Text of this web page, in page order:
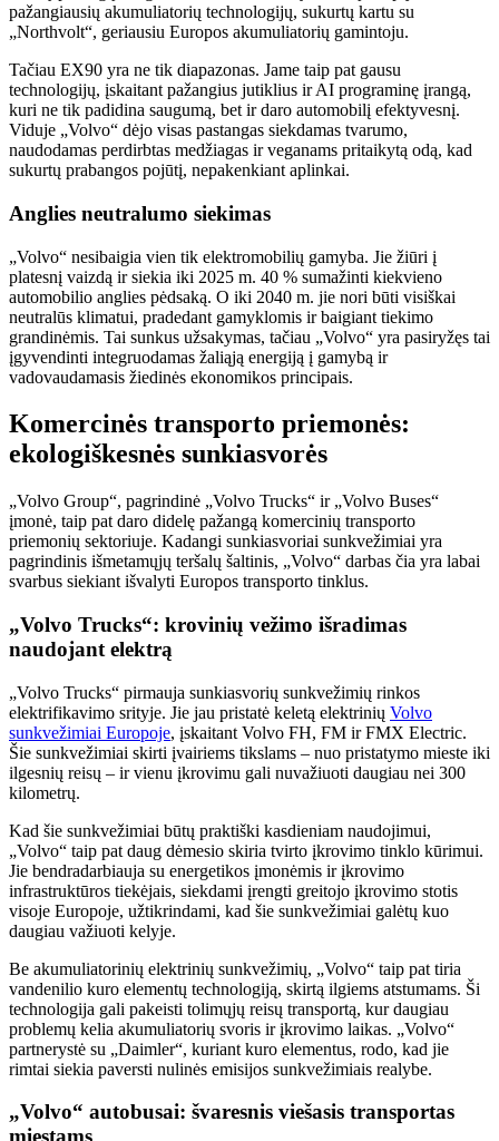
pažangiausių akumuliatorių technologijų, sukurtų kartu su
„Northvolt“, geriausiu Europos akumuliatorių gamintoju.
Tačiau EX90 yra ne tik diapazonas. Jame taip pat gausu
technologijų, įskaitant pažangius jutiklius ir AI programinę įrangą,
kuri ne tik padidina saugumą, bet ir daro automobilį efektyvesnį.
Viduje „Volvo“ dėjo visas pastangas siekdamas tvarumo,
naudodamas perdirbtas medžiagas ir veganams pritaikytą odą, kad
sukurtų prabangos pojūtį, nepakenkiant aplinkai.
Anglies neutralumo siekimas
„Volvo“ nesibaigia vien tik elektromobilių gamyba. Jie žiūri į
platesnį vaizdą ir siekia iki 2025 m. 40 % sumažinti kiekvieno
automobilio anglies pėdsaką. O iki 2040 m. jie nori būti visiškai
neutralūs klimatui, pradedant gamyklomis ir baigiant tiekimo
grandinėmis. Tai sunkus užsakymas, tačiau „Volvo“ yra pasiryžęs tai
įgyvendinti integruodamas žaliąją energiją į gamybą ir
vadovaudamasis žiedinės ekonomikos principais.
Komercinės transporto priemonės:
ekologiškesnės sunkiasvorės
„Volvo Group“, pagrindinė „Volvo Trucks“ ir „Volvo Buses“
įmonė, taip pat daro didelę pažangą komercinių transporto
priemonių sektoriuje. Kadangi sunkiasvoriai sunkvežimiai yra
pagrindinis išmetamųjų teršalų šaltinis, „Volvo“ darbas čia yra labai
svarbus siekiant išvalyti Europos transporto tinklus.
„Volvo Trucks“: krovinių vežimo išradimas
naudojant elektrą
„Volvo Trucks“ pirmauja sunkiasvorių sunkvežimių rinkos
elektrifikavimo srityje. Jie jau pristatė keletą elektrinių Volvo
sunkvežimiai Europoje, įskaitant Volvo FH, FM ir FMX Electric.
Šie sunkvežimiai skirti įvairiems tikslams – nuo ​​pristatymo mieste iki
ilgesnių reisų – ir vienu įkrovimu gali nuvažiuoti daugiau nei 300
kilometrų.
Kad šie sunkvežimiai būtų praktiški kasdieniam naudojimui,
„Volvo“ taip pat daug dėmesio skiria tvirto įkrovimo tinklo kūrimui.
Jie bendradarbiauja su energetikos įmonėmis ir įkrovimo
infrastruktūros tiekėjais, siekdami įrengti greitojo įkrovimo stotis
visoje Europoje, užtikrindami, kad šie sunkvežimiai galėtų kuo
daugiau važiuoti kelyje.
Be akumuliatorinių elektrinių sunkvežimių, „Volvo“ taip pat tiria
vandenilio kuro elementų technologiją, skirtą ilgiems atstumams. Ši
technologija gali pakeisti tolimųjų reisų transportą, kur daugiau
problemų kelia akumuliatorių svoris ir įkrovimo laikas. „Volvo“
partnerystė su „Daimler“, kuriant kuro elementus, rodo, kad jie
rimtai siekia paversti nulinės emisijos sunkvežimiais realybe.
„Volvo“ autobusai: švaresnis viešasis transportas